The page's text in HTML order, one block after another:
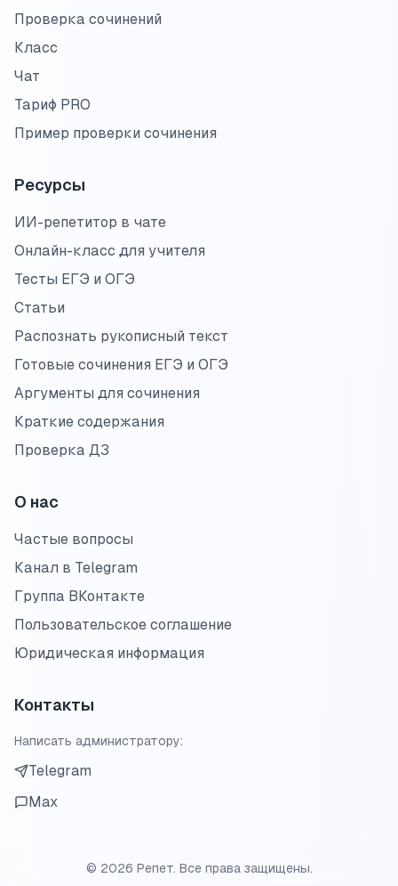
Проверка сочинений
Класс
Чат
Тариф PRO
Пример проверки сочинения
Ресурсы
ИИ-репетитор в чате
Онлайн-класс для учителя
Тесты ЕГЭ и ОГЭ
Статьи
Распознать рукописный текст
Готовые сочинения ЕГЭ и ОГЭ
Аргументы для сочинения
Краткие содержания
Проверка ДЗ
О нас
Частые вопросы
Канал в Telegram
Группа ВКонтакте
Пользовательское соглашение
Юридическая информация
Контакты
Написать администратору:
Telegram
Max
© 2026 Репет. Все права защищены.